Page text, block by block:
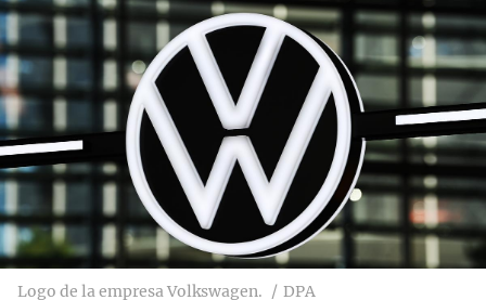
Logo de la empresa Volkswagen. DPA